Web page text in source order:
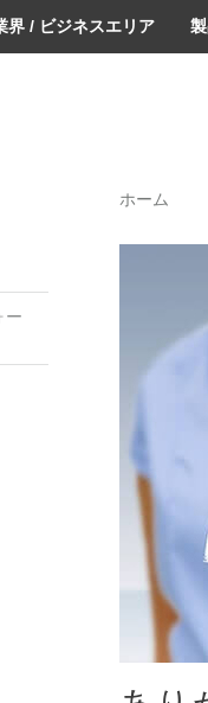
界 / ビジネスエリア
ホーム
ー